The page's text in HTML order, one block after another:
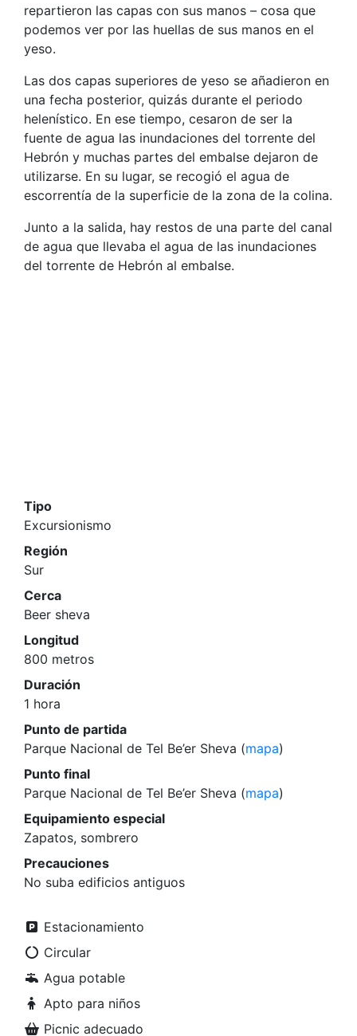
repartieron las capas con sus manos – cosa que
podemos ver por las huellas de sus manos en el
yeso.
Las dos capas superiores de yeso se añadieron en
una fecha posterior, quizás durante el periodo
helenístico. En ese tiempo, cesaron de ser la
fuente de agua las inundaciones del torrente del
Hebrón y muchas partes del embalse dejaron de
utilizarse. En su lugar, se recogió el agua de
escorrentía de la superficie de la zona de la colina.
Junto a la salida, hay restos de una parte del canal
de agua que llevaba el agua de las inundaciones
del torrente de Hebrón al embalse.
Tipo
Excursionismo
Región
Sur
Cerca
Beer sheva
Longitud
800 metros
Duración
1 hora
Punto de partida
Parque Nacional de Tel Be’er Sheva (mapa)
Punto final
Parque Nacional de Tel Be’er Sheva (mapa)
Equipamiento especial
Zapatos, sombrero
Precauciones
No suba edificios antiguos
Estacionamiento
Circular
Agua potable
Apto para niños
Picnic adecuado